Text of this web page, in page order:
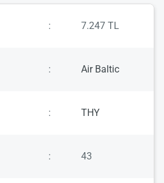
: 7.247 TL
: Air Baltic
: THY
: 43